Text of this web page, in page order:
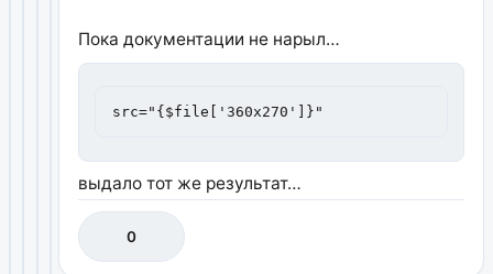
Пока документации не нарыл…
src="{$file['360x270']}"
выдало тот же результат…
0